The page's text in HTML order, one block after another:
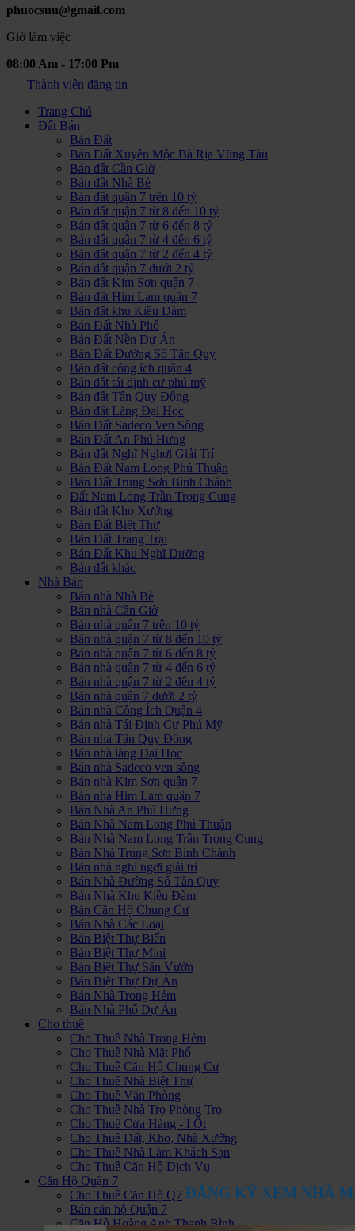
phuocsuu@gmail.com
Giờ làm việc
08:00 Am - 17:00 Pm
Thành viên đăng tin
Trang Chủ
Đất Bán
Bán Đất
Bán Đất Xuyên Mộc Bà Rịa Vũng Tàu
Bán đất Cần Giờ
Bán đất Nhà Bè
Bán đất quận 7 trên 10 tỷ
Bán đất quận 7 từ 8 đến 10 tỷ
Bán đất quận 7 từ 6 đến 8 tỷ
Bán đất quận 7 từ 4 đến 6 tỷ
Bán đất quận 7 từ 2 đến 4 tỷ
Bán đất quận 7 dưới 2 tỷ
Bán đất Kim Sơn quận 7
Bán đất Him Lam quận 7
Bán đất khu Kiều Đàm
Bán Đất Nhà Phố
Bán Đất Nền Dự Án
Bán Đất Đường Số Tân Quy
Bán đất công ích quận 4
Bán đất tái định cư phú mỹ
Bán đất Tân Quy Đông
Bán đất Làng Đại Học
Bán Đất Sadeco Ven Sông
Bán Đất An Phú Hưng
Bán đất Nghĩ Nghơi Giải Trí
Bán Đất Nam Long Phú Thuận
Bán Đất Trung Sơn Bình Chánh
Đất Nam Long Trần Trọng Cung
Bán đất Kho Xưởng
Bán Đất Biệt Thự
Bán Đất Trang Trại
Bán Đất Khu Nghĩ Dưỡng
Bán đất khác
Nhà Bán
Bán nhà Nhà Bè
Bán nhà Cần Giờ
Bán nhà quận 7 trên 10 tỷ
Bán nhà quận 7 từ 8 đến 10 tỷ
Bán nhà quận 7 từ 6 đến 8 tỷ
Bán nhà quận 7 từ 4 đến 6 tỷ
Bán nhà quận 7 từ 2 đến 4 tỷ
Bán nhà quận 7 dưới 2 tỷ
Bán nhà Công Ích Quận 4
Bán nhà Tái Định Cư Phú Mỹ
Bán nhà Tân Quy Đông
Bán nhà làng Đại Học
Bán nhà Sadeco ven sông
Bán nhà Kim Sơn quận 7
Bán nhà Him Lam quận 7
Bán Nhà An Phú Hưng
Bán Nhà Nam Long Phú Thuận
Bán Nhà Nam Long Trần Trọng Cung
Bán Nhà Trung Sơn Bình Chánh
Bán nhà nghỉ ngơi giải trí
Bán Nhà Đường Số Tân Quy
Bán Nhà Khu Kiều Đàm
Bán Căn Hộ Chung Cư
Bán Nhà Các Loại
Bán Biệt Thự Biển
Bán Biệt Thự Mini
Bán Biệt Thự Sân Vườn
Bán Biệt Thự Dự Án
Bán Nhà Trong Hẻm
Bán Nhà Phố Dự Án
Cho thuê
Cho Thuê Nhà Trong Hẻm
Cho Thuê Nhà Mặt Phố
Cho Thuê Căn Hộ Chung Cư
Cho Thuê Nhà Biệt Thự
Cho Thuê Văn Phòng
Cho Thuê Nhà Trọ Phòng Trọ
Cho Thuê Cửa Hàng - I Ốt
Cho Thuê Đất, Kho, Nhà Xưởng
Cho Thuê Nhà Làm Khách Sạn
Cho Thuê Căn Hộ Dịch Vụ
Căn Hộ Quận 7
Cho Thuê Căn Hộ Q7
Bán căn hộ Quận 7
Căn Hộ Hoàng Anh Thanh Bình
ĐĂNG KÝ XEM NHÀ